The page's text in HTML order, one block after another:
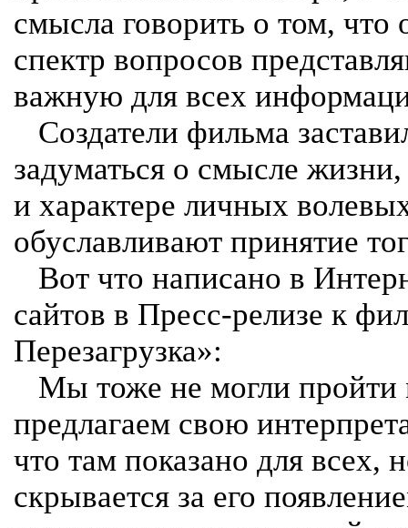
смысла говорить о том, что
спектр вопросов
важную для всех
Создатели фильма
задуматься о смысле
и характере личных
обуславливают принятие
Вот что написано в
сайтов в Пресс-релизе к
Перезагрузка»:
Мы тоже не могли пройти
предлагаем свою
что там показано для всех,
скрывается за его